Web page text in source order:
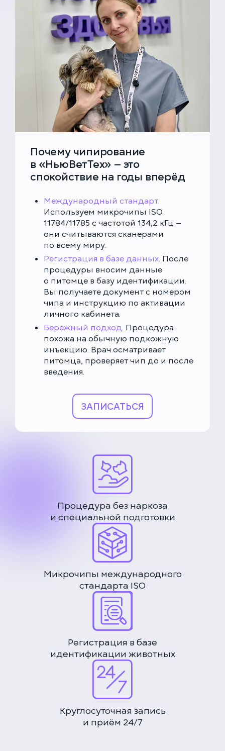
Почему чипирование
в «НьюВетТех» — это
спокойствие на годы вперёд
Международный стандарт.
Используем микрочипы ISO
11784/11785 с частотой 134,2 кГц —
они считываются сканерами
по всему миру.
Регистрация в базе данных. После
процедуры вносим данные
о питомце в базу идентификации.
Вы получаете документ с номером
чипа и инструкцию по активации
личного кабинета.
Бережный подход. Процедура
похожа на обычную подкожную
инъекцию. Врач осматривает
питомца, проверяет чип до и после
введения.
ЗАПИСАТЬСЯ
Процедура без наркоза
и специальной подготовки
Микрочипы международного
стандарта ISO
Регистрация в базе
идентификации животных
Круглосуточная запись
и приём 24/7
ЕДИНАЯ СПРАВОЧНАЯ (КРУГЛОСУТОЧНО)